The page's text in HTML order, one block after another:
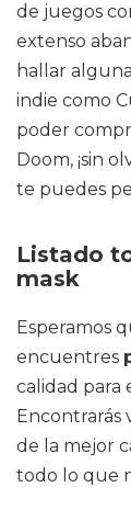
de juegos
extenso
hallar
indie como
poder
Doom, ¡sin
te puedes
Listado
mask
Esperamos
encuentres
calidad para
Encontrarás
de la mejor
todo lo que